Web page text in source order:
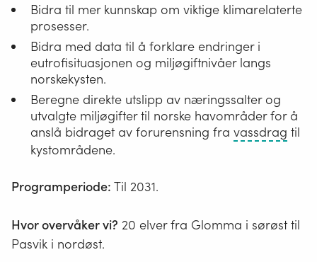
Bidra til mer kunnskap om viktige klimarelaterte
prosesser.
Bidra med data til å forklare endringer i
eutrofisituasjonen og miljøgiftnivåer langs
norskekysten.
Beregne direkte utslipp av næringssalter og
utvalgte miljøgifter til norske havområder for å
anslå bidraget av forurensning fra vassdrag Åpne
til
kystområdene.
Programperiode: Til 2031.
Hvor overvåker vi? 20 elver fra Glomma i sørøst til
Pasvik i nordøst.